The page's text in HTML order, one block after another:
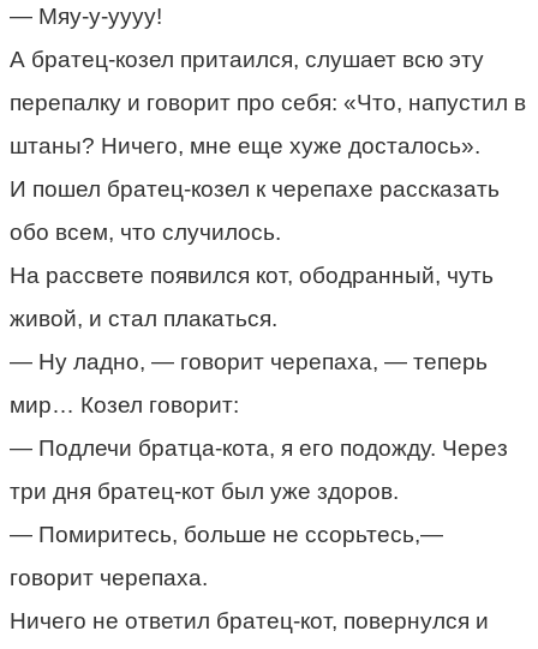
— Мяу-у-уууу!
А братец-козел притаился, слушает всю эту
перепалку и говорит про себя: «Что, напустил в
штаны? Ничего, мне еще хуже досталось».
И пошел братец-козел к черепахе рассказать
обо всем, что случилось.
На рассвете появился кот, ободранный, чуть
живой, и стал плакаться.
— Ну ладно, — говорит черепаха, — теперь
мир… Козел говорит:
— Подлечи братца-кота, я его подожду. Через
три дня братец-кот был уже здоров.
— Помиритесь, больше не ссорьтесь,—
говорит черепаха.
Ничего не ответил братец-кот, повернулся и